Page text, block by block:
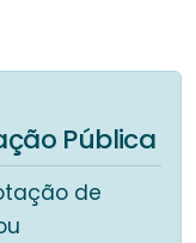
Pública
de